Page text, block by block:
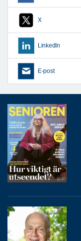
X
LinkedIn
E-post